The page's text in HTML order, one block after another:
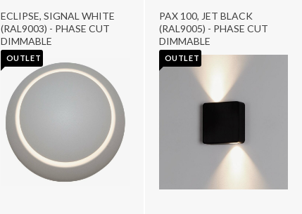
ECLIPSE, SIGNAL WHITE
(RAL9003) - PHASE CUT
DIMMABLE
OUTLET
PAX 100, JET BLACK
(RAL9005) - PHASE CUT
DIMMABLE
OUTLET